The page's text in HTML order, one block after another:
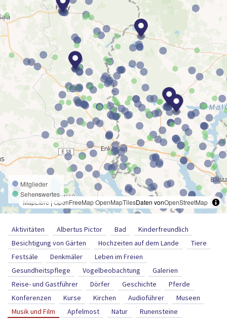
Mitglieder
Sehenswertes
MapLibre | OpenFreeMapOpenMapTilesDaten vonOpenStreetMap
Aktivitäten Albertus Pictor Bad
Kinderfreundlich
Besichtigung von Gärten
Hochzeiten auf dem Lande
Tiere
Festsäle
Denkmäler
Leben im Freien
Gesundheitspflege
Vogelbeobachtung
Galerien
Reise- und Gastführer
Dörfer Geschichte
Pferde
Konferenzen
Kurse Kirchen Audioführer
Museen
Musik und Film
Apfelmost Natur
Runensteine